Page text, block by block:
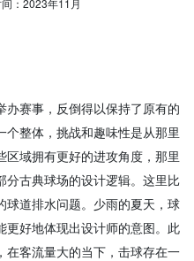
赛事，反倒得以保持了原有的
整体，挑战和趣味性是从那里
域拥有更好的进攻角度，那里
古典球场的设计逻辑。这里比
球道排水问题。少雨的夏天，球
更好地体现出设计师的意图。此
在客流量大的当下，击球存在一
： 2023年11月